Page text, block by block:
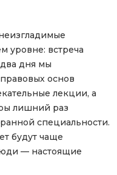
уровне: встреча
два дня мы
основ
лекции, а
лишний раз
специальности.
будут чаще
— настоящие